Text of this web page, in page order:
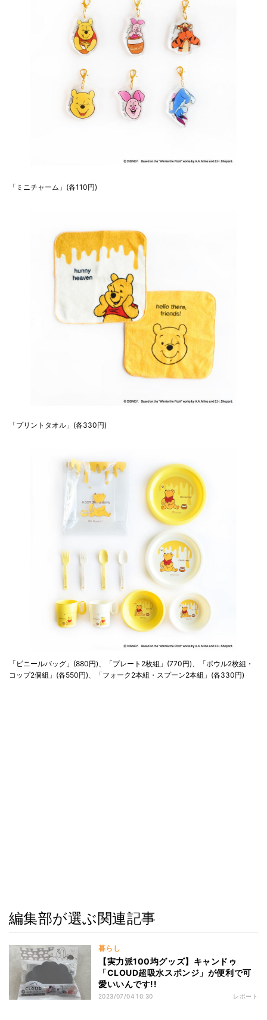
「ミニチャーム」(各110円)
「プリントタオル」(各330円)
「ビニールバッグ」(880円)、「プレート2枚組」(770円)、「ボウル2枚組・
コップ2個組」(各550円)、「フォーク2本組・スプーン2本組」(各330円)
編集部が選ぶ関連記事
暮らし
【実力派100均グッズ】キャンドゥ
「CLOUD超吸水スポンジ」が便利で可
愛いいんです!!
2023/07/04 10:30 レポート